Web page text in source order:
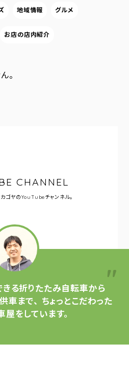
地域情報 グルメ
お店の店内紹介
。
CHANNEL
ゴヤのYouTubeチャンネル。
る折りたたみ自転車から
車まで、 ちょっとこだわった
をしています。